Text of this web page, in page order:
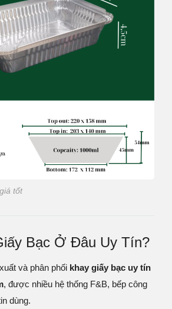
tốt
Bạc Ở Đâu Uy Tín?
và phân phối khay giấy bạc uy tín
, được nhiều hệ thống F&B, bếp công
dùng.